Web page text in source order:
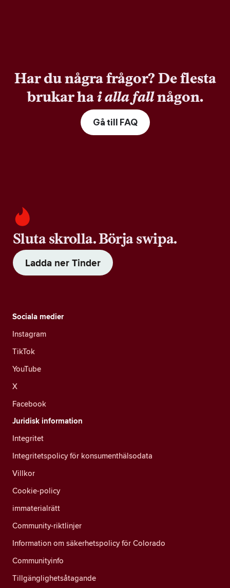
Har du några frågor? De flesta
brukar hai alla fallnågon.
Gå till FAQ
Sluta skrolla. Börja swipa.
Ladda ner Tinder
Sociala medier
Instagram
TikTok
YouTube
X
Facebook
Juridisk information
Integritet
Integritetspolicy för konsumenthälsodata
Villkor
Cookie-policy
immaterialrätt
Community-riktlinjer
Information om säkerhetspolicy för Colorado
Communityinfo
Tillgänglighetsåtagande